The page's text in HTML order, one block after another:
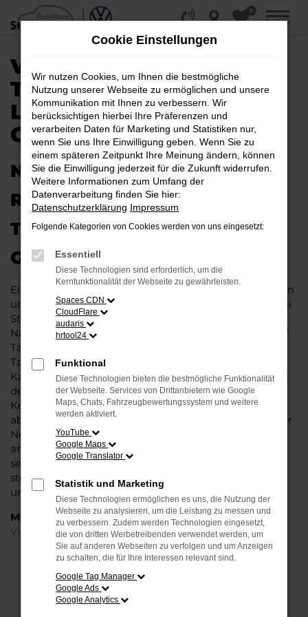
Zum
Hauptinhalt
0
MENÜ
VW ID.7
TAGESZULASSUNG |
LIEFERSERVICE NACH
GÖTTINGEN
NEUES FAHRZEUG MIT VIEL
RABATT: IHRE VW ID.7
TAGESZULASSUNG FÜR
GÖTTINGEN
Ein Neuwagen muss nicht teuer sein. Unser Kundinnen
und Kunden aus Göttingen und anderswo erhalten bei
Steinböhmer eine VW ID.7 Tageszulassung mit viel
Nachlass und ohne Abstriche bei der Qualität. VW ID.7
Tageszulassung: das klingt wie ein Trick und ist in der
Tat ein kleiner Kunstgriff, mit dem Autohändler den
Kauf zu günstigeren Preisen möglich machen. Seitens
der Automobilhersteller werden stets nur enge
Korridore für die Preissetzung bei Neuwagen
abgesteckt. Eine VW ID.7 Tageszulassung ist ein echter
Neuwagen, der für einen Tag in Göttingen oder
anderswo zugelassen wurde. Dabei versteht sich von
selbst, dass der Kilometerstand bei Null komma Null
steht und Sie nach dem Kauf die erste Fahrt
unternehmen können.
Marken
VW
FEHLER: NETWORK ERROR
Beim Laden ist ein Fehler aufgetreten.
Cookie Einstellungen
Wir nutzen Cookies, um Ihnen die bestmögliche
Nutzung unserer Webseite zu ermöglichen und unsere
Kommunikation mit Ihnen zu verbessern. Wir
berücksichtigen hierbei Ihre Präferenzen und
verarbeiten Daten für Marketing und Statistiken nur,
wenn Sie uns Ihre Einwilligung geben. Wenn Sie zu
einem späteren Zeitpunkt Ihre Meinung ändern, können
Sie die Einwilligung jederzeit für die Zukunft widerrufen.
Weitere Informationen zum Umfang der
Datenverarbeitung finden Sie hier:
Datenschutzerklärung Impressum
Folgende Kategorien von Cookies werden von uns eingesetzt:
Essentiell
Diese Technologien sind erforderlich, um die
Kernfunktionalität der Webseite zu gewährleisten.
Spaces CDN
CloudFlare
audaris
hrtool24
Funktional
Diese Technologien bieten die bestmögliche Funktionalität
der Webseite. Services von Drittanbietern wie Google
Maps, Chats, Fahrzeugbewertungssystem und weitere
werden aktiviert.
YouTube
Google Maps
Google Translator
Statistik und Marketing
Diese Technologien ermöglichen es uns, die Nutzung der
Webseite zu analysieren, um die Leistung zu messen und
zu verbessern. Zudem werden Technologien eingesetzt,
die von dritten Werbetreibenden verwendet werden, um
Sie auf anderen Webseiten zu verfolgen und um Anzeigen
zu schalten, die für Ihre Interessen relevant sind.
Google Tag Manager
Google Ads
Google Analytics